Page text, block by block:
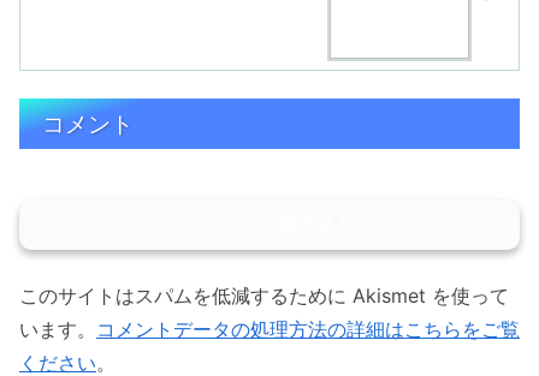
コメント
このサイトはスパムを低減するために Akismet を使って
います。 コメントデータの処理方法の詳細はこちらをご覧
ください。